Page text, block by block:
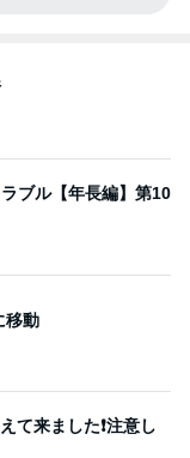
ブル【年長編】第10
移動
て来ました❗️注意し